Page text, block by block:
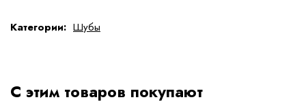
Категории: Шубы
С этим товаров покупают